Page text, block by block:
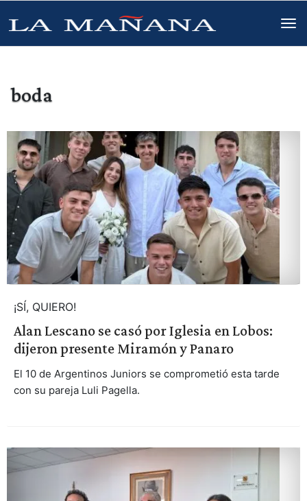
boda
¡SÍ, QUIERO!
Alan Lescano se casó por Iglesia en Lobos:
dijeron presente Miramón y Panaro
El 10 de Argentinos Juniors se comprometió esta tarde
con su pareja Luli Pagella.